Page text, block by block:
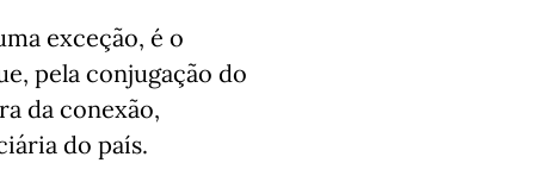
exceção, é o
pela conjugação do
da conexão,
do país.